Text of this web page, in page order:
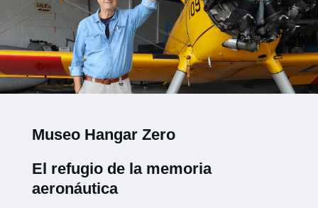
Museo Hangar Zero
El refugio de la memoria
aeronáutica